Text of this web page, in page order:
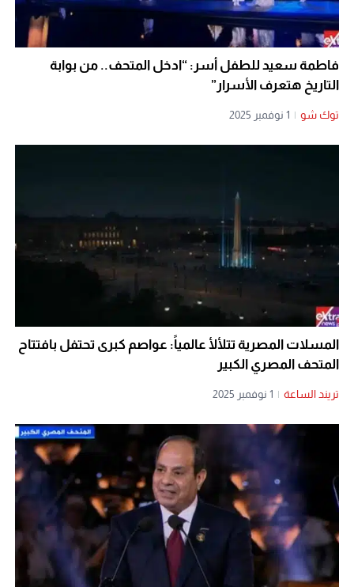
فاطمة سعيد للطفل أسر: “ادخل المتحف.. من بوابة
التاريخ هتعرف الأسرار”
توك شو | 1 نوفمبر 2025
المسلات المصرية تتلألأ عالمياً: عواصم كبرى تحتفل بافتتاح
المتحف المصري الكبير
تريند الساعة | 1 نوفمبر 2025